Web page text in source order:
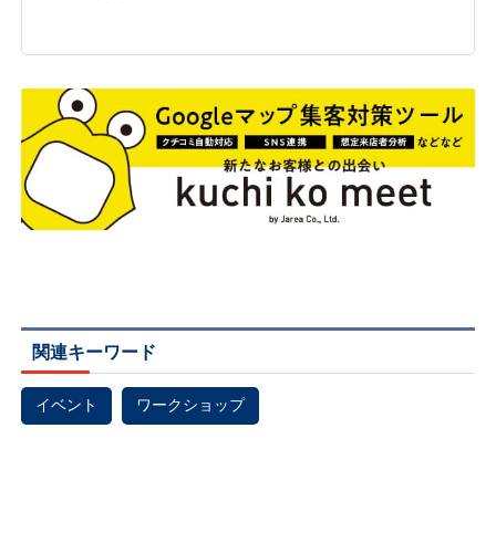
関連キーワード
イベント ワークショップ